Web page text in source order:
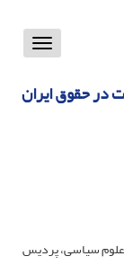
Toggle
در حقوق ایران
سیاسی، پردیس